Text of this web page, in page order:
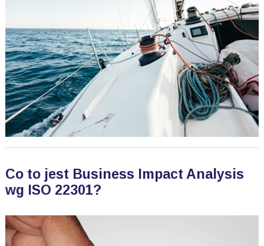
Co to jest Business Impact Analysis
wg ISO 22301?